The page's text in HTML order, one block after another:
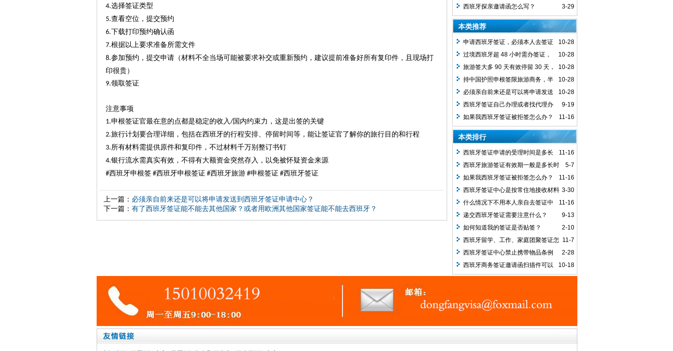
4.选择签证类型
5.查看空位，提交预约
6.下载打印预约确认函
7.根据以上要求准备所需文件
8.参加预约，提交申请（材料不全当场可能被要求补交或重新预约，建议提前准备好所有复印件，且现场打
印很贵）
9.领取签证
注意事项
1.申根签证官最在意的点都是稳定的收入/国内约束力，这是出签的关键
2.旅行计划要合理详细，包括在西班牙的行程安排、停留时间等，能让签证官了解你的旅行目的和行程
3.所有材料需提供原件和复印件，不过材料千万别整订书钉
4.银行流水需真实有效，不得有大额资金突然存入，以免被怀疑资金来源
#西班牙申根签#西班牙申根签证#西班牙旅游#申根签证#西班牙签证
上一篇： 必须亲自前来还是可以将申请发送到西班牙签证申请中心？
下一篇： 有了西班牙签证能不能去其他国家？或者用欧洲其他国家签证能不能去西班牙？
3-29
西班牙探亲邀请函怎么写？
本类推荐
10-28
申请西班牙签证，必须本人去签证
中心吗？
10-28
过境西班牙超 48 小时需办签证，
停留 5 天能申请延长吗？
10-28
旅游签大多 90 天有效停留 30 天，
能申请延长停留时间吗？
10-28
持中国护照申根签限旅游商务，半
年超 90 天停留真的不行吗？
10-28
必须亲自前来还是可以将申请发送
到西班牙签证申请中心？
9-19
西班牙签证自己办理或者找代理办
理，需要的操作的流程有哪些？
11-16
如果我西班牙签证被拒签怎么办？
本类排行
11-16
西班牙签证申请的受理时间是多长
呢？
5-7
西班牙旅游签证有效期一般是多长时
间？
11-16
如果我西班牙签证被拒签怎么办？
3-30
西班牙签证中心是按常住地接收材料
还是户籍所在地？
11-16
什么情况下不用本人亲自去签证中
心呢？
9-13
递交西班牙签证需要注意什么？
2-10
如何知道我的签证是否贴签？
11-7
西班牙留学、工作、家庭团聚签证怎
么预约？
2-28
西班牙签证中心禁止携带物品条例
10-18
西班牙商务签证邀请函扫描件可以
吗？